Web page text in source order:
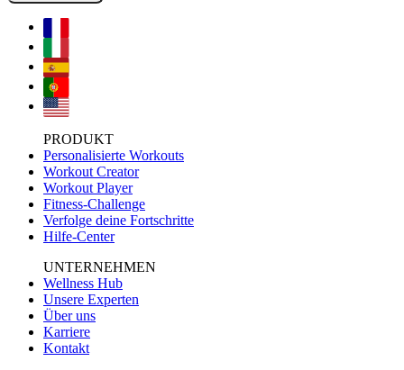
PRODUKT
Personalisierte Workouts
Workout Creator
Workout Player
Fitness-Challenge
Verfolge deine Fortschritte
Hilfe-Center
UNTERNEHMEN
Wellness Hub
Unsere Experten
Über uns
Karriere
Kontakt